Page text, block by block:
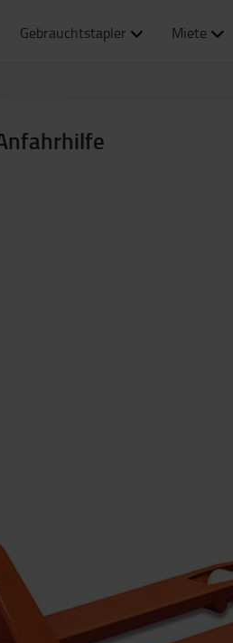
Gebrauchtstapler Miete